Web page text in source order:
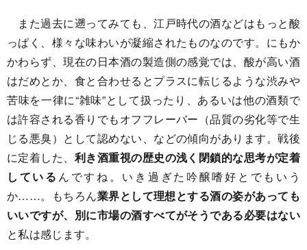
また過去に遡ってみても、江戸時代の酒などはもっと酸
っぱく、様々な味わいが凝縮されたものなのです。にもか
かわらず、現在の日本酒の製造側の感覚では、酸が高い酒
はだめとか、食と合わせるとプラスに転じるような渋みや
苦味を一律に“雑味”として扱ったり、あるいは他の酒類で
は許容される香りでもオフフレーバー（品質の劣化等で生
じる悪臭）として認めない、などの傾向があります。戦後
に定着した、 利き酒重視の歴史の浅く閉鎖的な思考が定着
している んですね。いき過ぎた吟醸嗜好とでもいう
か……。もちろん業界として理想とする酒の姿があっても
いいですが、別に市場の酒すべてがそうである必要はない
と私は感じます。